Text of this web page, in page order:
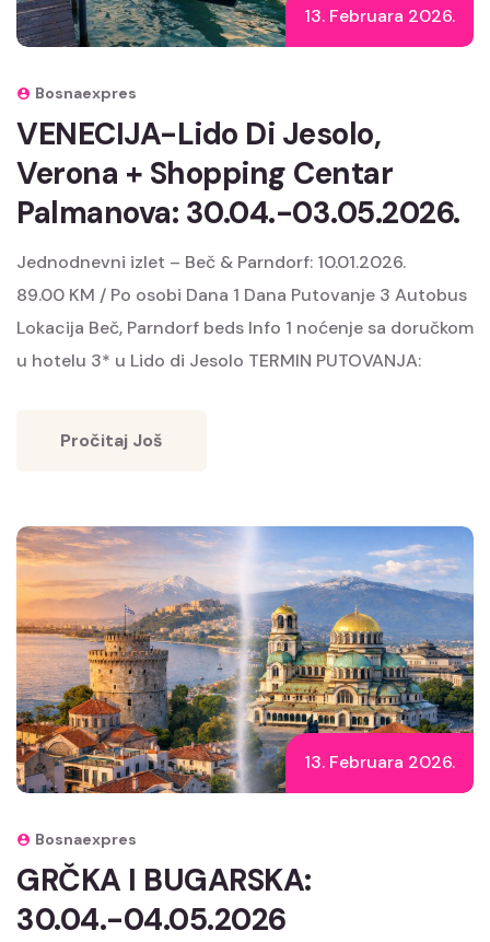
13. Februara 2026.
Bosnaexpres
VENECIJA-Lido Di Jesolo,
Verona + Shopping Centar
Palmanova: 30.04.-03.05.2026.
Jednodnevni izlet – Beč & Parndorf: 10.01.2026.
89.00 KM / Po osobi Dana 1 Dana Putovanje 3 Autobus
Lokacija Beč, Parndorf beds Info 1 noćenje sa doručkom
u hotelu 3* u Lido di Jesolo TERMIN PUTOVANJA:
Pročitaj Još
13. Februara 2026.
Bosnaexpres
GRČKA I BUGARSKA:
30.04.-04.05.2026